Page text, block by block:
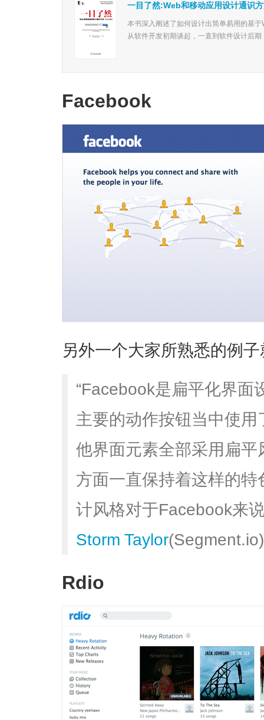
一目了然:Web和移动应用设计通识
本书深入阐述了如何设计出简单易用的基
从软件开发初期谈起，一直到软件设计后
Facebook
另外一个大家所熟悉的例
“Facebook是扁平化界面
主要的动作按钮当中使
他界面元素全部采用扁
方面一直保持着这样的
计风格对于Facebook来
Storm Taylor(Segment.io)
Rdio